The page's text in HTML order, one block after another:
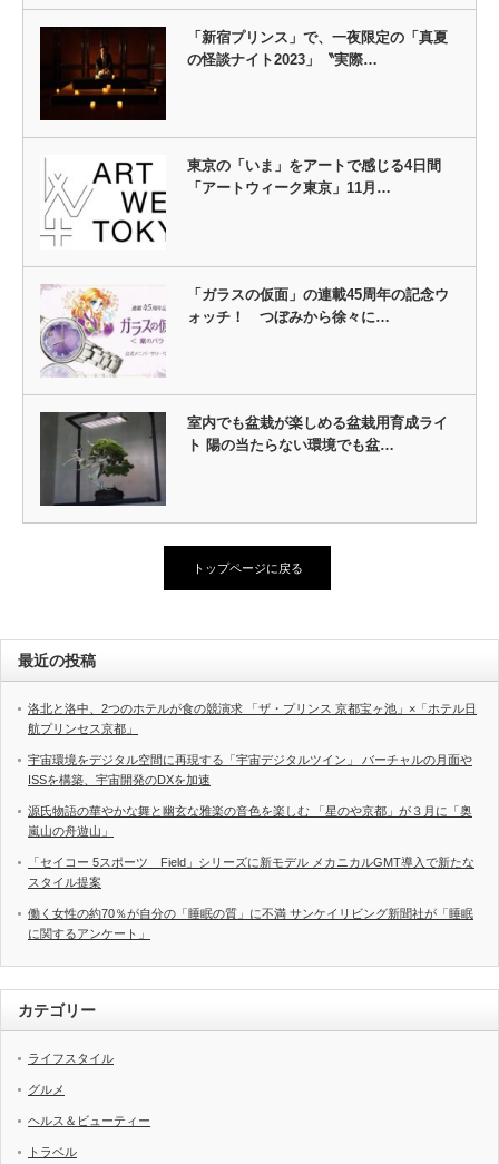
「新宿プリンス」で、一夜限定の「真夏
の怪談ナイト2023」〝実際…
東京の「いま」をアートで感じる4日間
「アートウィーク東京」11月…
「ガラスの仮面」の連載45周年の記念ウ
ォッチ！ つぼみから徐々に…
室内でも盆栽が楽しめる盆栽用育成ライ
ト 陽の当たらない環境でも盆…
トップページに戻る
最近の投稿
洛北と洛中、2つのホテルが食の競演求 「ザ・プリンス 京都宝ヶ池」×「ホテル日
航プリンセス京都」
宇宙環境をデジタル空間に再現する「宇宙デジタルツイン」 バーチャルの月面や
ISSを構築、宇宙開発のDXを加速
源氏物語の華やかな舞と幽玄な雅楽の音色を楽しむ 「星のや京都」が３月に「奥
嵐山の舟遊山」
「セイコー 5スポーツ Field」シリーズに新モデル メカニカルGMT導入で新たな
スタイル提案
働く女性の約70％が自分の「睡眠の質」に不満 サンケイリビング新聞社が「睡眠
に関するアンケート」
カテゴリー
ライフスタイル
グルメ
ヘルス＆ビューティー
トラベル